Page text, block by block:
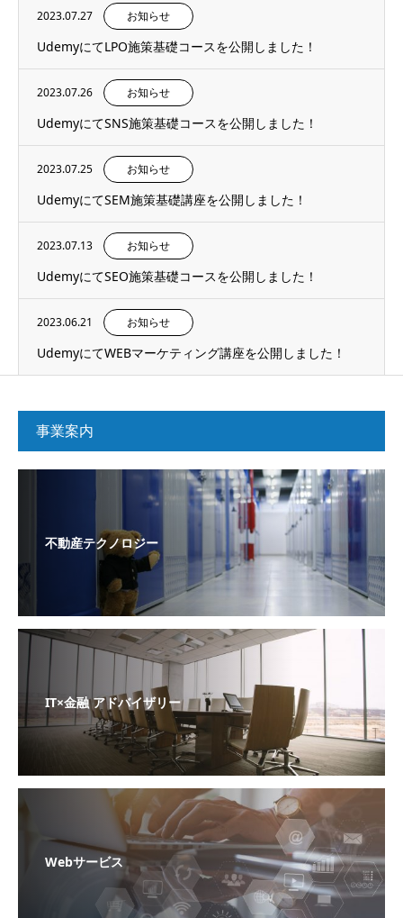
2023.07.27 お知らせ
UdemyにてLPO施策基礎コースを公開しました！
2023.07.26 お知らせ
UdemyにてSNS施策基礎コースを公開しました！
2023.07.25 お知らせ
UdemyにてSEM施策基礎講座を公開しました！
2023.07.13 お知らせ
UdemyにてSEO施策基礎コースを公開しました！
2023.06.21 お知らせ
UdemyにてWEBマーケティング講座を公開しました！
事業案内
不動産テクノロジー
IT×金融 アドバイザリー
Webサービス